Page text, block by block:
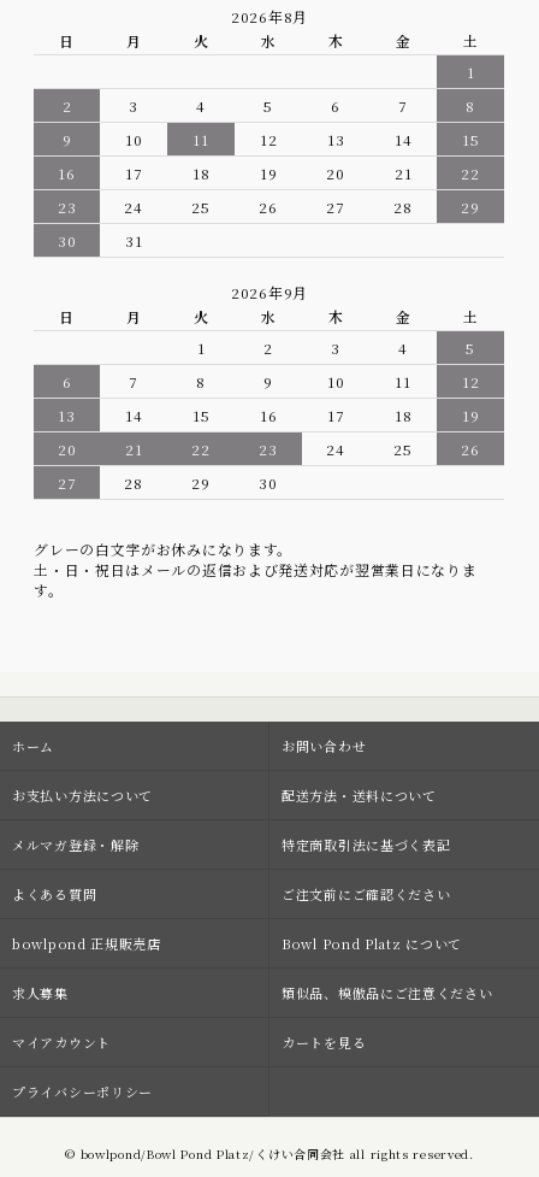
2026年8月
日
月 火 水 木 金
土
1
2
3 4 5 6 7
8
9
10 11 12 13 14
15
16
17 18 19 20 21
22
23
24 25 26 27 28
29
30
31
2026年9月
日
月 火 水 木 金
土
1
2 3 4
5
6
7 8 9 10 11
12
13
14 15 16 17 18
19
20
21 22 23 24 25
26
27
28 29 30
グレーの白文字がお休みになります。
土・日・祝日はメールの返信および発送対応が翌営業日になりま
す。
ホーム お問い合わせ
お支払い方法について 配送方法・送料について
メルマガ登録・解除 特定商取引法に基づく表記
よくある質問 ご注文前にご確認ください
bowlpond 正規販売店 Bowl Pond Platz について
求人募集 類似品、模倣品にご注意ください
マイアカウント カートを見る
プライバシーポリシー
© bowlpond/Bowl Pond Platz/くけい合同会社 all rights reserved.